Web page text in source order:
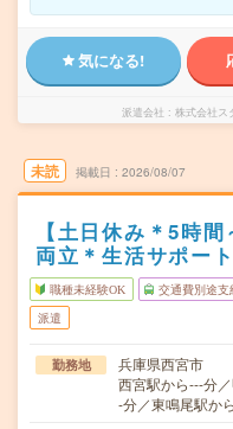
気になる!
派遣会社 株式会社
未読 掲載日 2026/08/07
【土日休み＊5時
両立＊生活サポート
職種未経験OK 交通費別途支
派遣
勤務地
兵庫県西宮市
西宮駅から---分
-分／東鳴尾駅か